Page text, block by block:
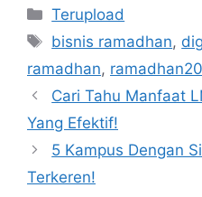
Kategori
Terupload
Tag
bisnis ramadhan,
ramadhan,
Cari Tahu Manfaat
Yang Efektif!
5 Kampus Dengan
Terkeren!